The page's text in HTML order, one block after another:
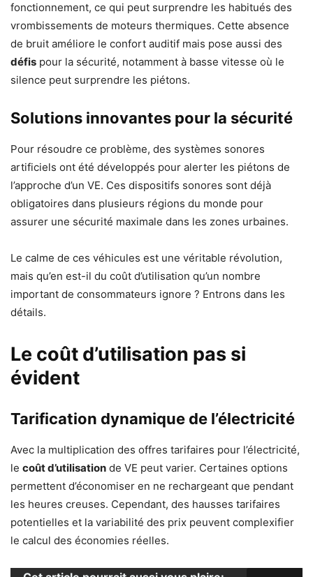
fonctionnement, ce qui peut surprendre les habitués des
vrombissements de moteurs thermiques. Cette absence
de bruit améliore le confort auditif mais pose aussi des
défis pour la sécurité, notamment à basse vitesse où le
silence peut surprendre les piétons.
Solutions innovantes pour la sécurité
Pour résoudre ce problème, des systèmes sonores
artificiels ont été développés pour alerter les piétons de
l’approche d’un VE. Ces dispositifs sonores sont déjà
obligatoires dans plusieurs régions du monde pour
assurer une sécurité maximale dans les zones urbaines.
Le calme de ces véhicules est une véritable révolution,
mais qu’en est-il du coût d’utilisation qu’un nombre
important de consommateurs ignore ? Entrons dans les
détails.
Le coût d’utilisation pas si
évident
Tarification dynamique de l’électricité
Avec la multiplication des offres tarifaires pour l’électricité,
le coût d’utilisation de VE peut varier. Certaines options
permettent d’économiser en ne rechargeant que pendant
les heures creuses. Cependant, des hausses tarifaires
potentielles et la variabilité des prix peuvent complexifier
le calcul des économies réelles.